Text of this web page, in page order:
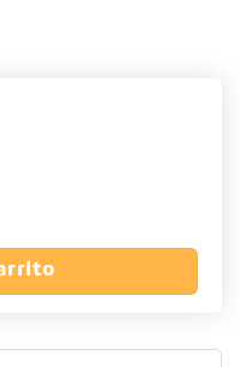
inoxidable cantidad